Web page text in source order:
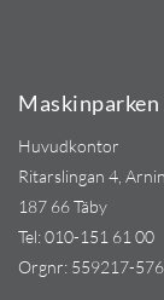
Maskinparken
Huvudkontor
Ritarslingan 4,
187 66 Täby
Tel:010-151 61 00
Orgnr: 559217-